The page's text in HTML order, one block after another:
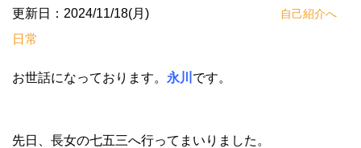
自己紹介へ
更新日：2024/11/18(月)
日常
お世話になっております。 永川 です。
先日、長女の七五三へ行ってまいりました。